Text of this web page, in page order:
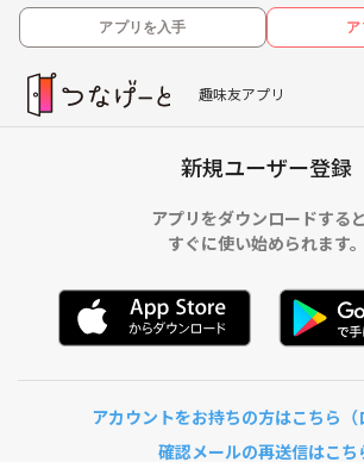
アプリを入手 ア
趣味友アプリ
新規ユーザー登録
アプリをダウンロードすると
すぐに使い始められます。
アカウントをお持ちの方はこちら（
確認メールの再送信はこち